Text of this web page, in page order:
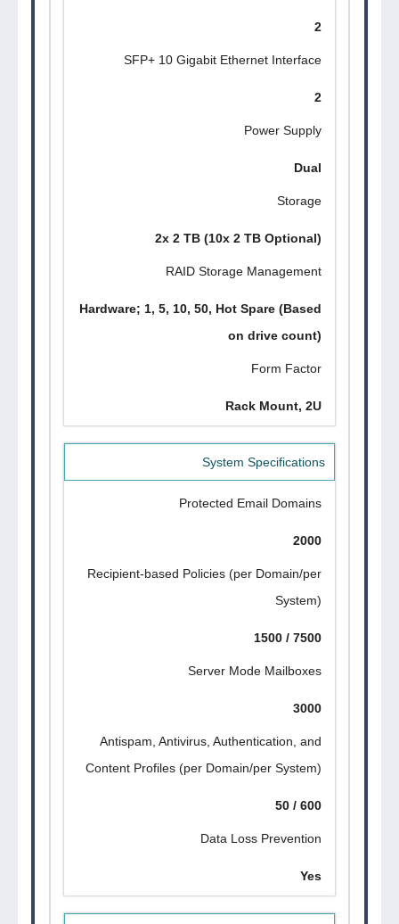
2
SFP+ 10 Gigabit Ethernet Interface
2
Power Supply
Dual
Storage
2x 2 TB (10x 2 TB Optional)
RAID Storage Management
Hardware; 1, 5, 10, 50, Hot Spare (Based
on drive count)
Form Factor
Rack Mount, 2U
System Specifications
Protected Email Domains
2000
Recipient-based Policies (per Domain/per
System)
1500 / 7500
Server Mode Mailboxes
3000
Antispam, Antivirus, Authentication, and
Content Profiles (per Domain/per System)
50 / 600
Data Loss Prevention
Yes